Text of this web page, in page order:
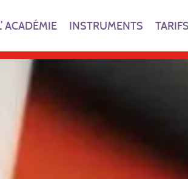
ACADÉMIE INSTRUMENTS TARIFS